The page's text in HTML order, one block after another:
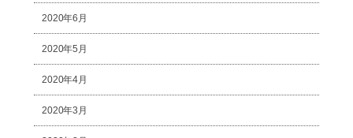
2020年6月
2020年5月
2020年4月
2020年3月